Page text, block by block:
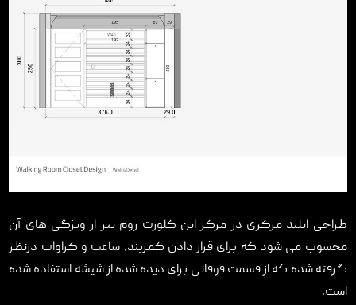
طراحی ایلند مرکزی در مرکز این کلوزت روم نیز از ویژگی های آن
محسوب می شود که برای قرار دادن کمربند، ساعت و کراوات درنظر
گرفته شده که از قسمت فوقانی برای دیده شده از شیشه استفاده شده
است.